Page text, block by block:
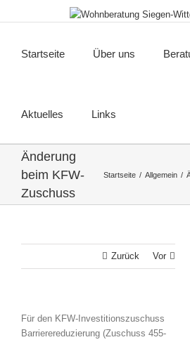
Inhalt
Startseite Über uns
Aktuelles Links
Änderung
beim KFW-
Zuschuss
Startseite Allgemein
Zurück Vor
Für den KFW-Investitions­zuschuss
Barriere­reduzierung (Zuschuss 455-